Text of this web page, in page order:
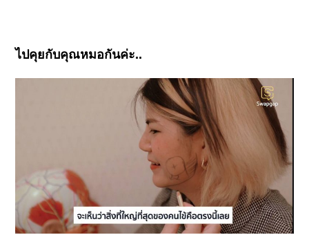
ไปคุยกับคุณหมอกันค่ะ..